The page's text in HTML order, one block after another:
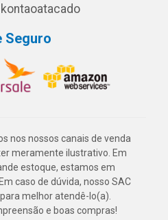
Seguro
nos nossos canais de venda
meramente ilustrativo. Em
estoque, estamos em
caso de dúvida, nosso SAC
melhor atendê-lo(a).
e boas compras!